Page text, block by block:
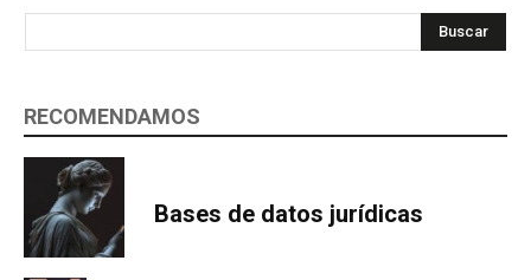
Buscar
RECOMENDAMOS
Bases de datos jurídicas